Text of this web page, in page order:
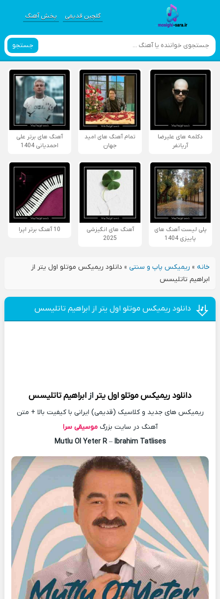
گلچین قدیمی پخش آهنگ
جستجو
دکلمه های علیرضا
آریانفر
تمام آهنگ های امید
جهان
آهنگ های برتر علی
احمدیانی 1404
پلی لیست آهنگ های
پاییزی 1404
آهنگ های انگیزشی
2025
10 آهنگ برتر اپرا
خانه» ریمیکس پاپ و سنتی» دانلود ریمیکس موتلو اول یتر از
ابراهیم تاتلیسس
دانلود ریمیکس موتلو اول یتر از ابراهیم تاتلیسس
دانلود ریمیکسموتلو اول یتر ازابراهیم تاتلیسس
ریمیکس های جدید و کلاسیک (قدیمی) ایرانی با کیفیت بالا + متن
آهنگ در سایت بزرگموسیقی سرا
Mutlu Ol Yeter R– Ibrahim Tatlises